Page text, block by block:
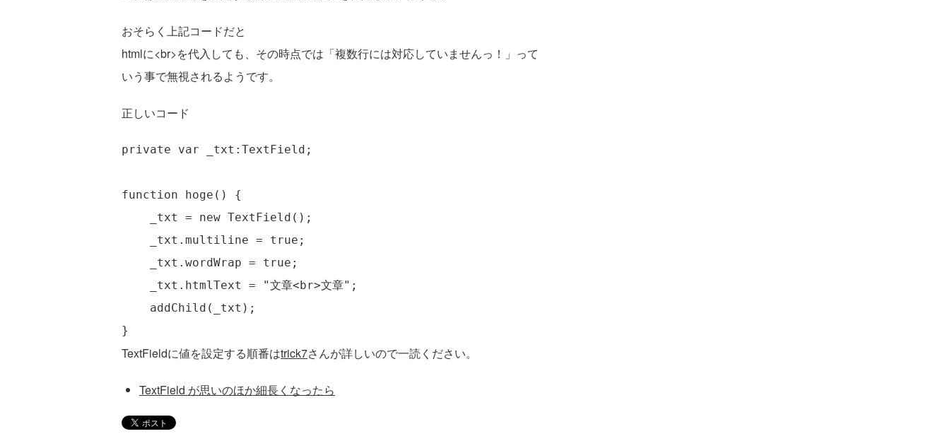
おそらく上記コードだと
htmlに<br>を代入しても、その時点では「複数行には対応していませんっ！」って
いう事で無視されるようです。
正しいコード
private var _txt:TextField;
function hoge() {
    _txt = new TextField();
    _txt.multiline = true;
    _txt.wordWrap = true;
    _txt.htmlText = "文章<br>文章";
    addChild(_txt);
TextFieldに値を設定する順番はtrick7さんが詳しいので一読ください。
TextField が思いのほか細長くなったら